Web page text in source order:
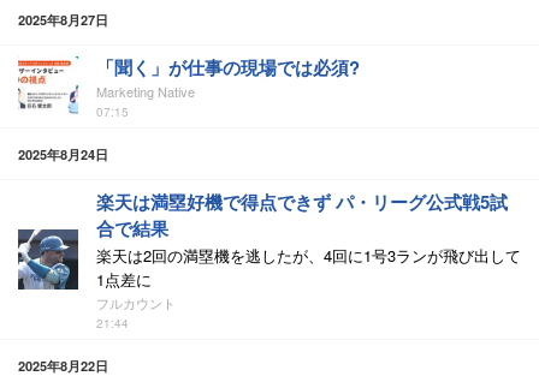
2025年8月27日
「聞く」が仕事の現場では必須?
Marketing Native
07:15
2025年8月24日
楽天は満塁好機で得点できず パ・リーグ公式戦5試
合で結果
楽天は2回の満塁機を逃したが、4回に1号3ランが飛び出して
1点差に
フルカウント
21:44
2025年8月22日